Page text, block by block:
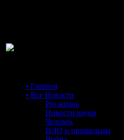
• Главная
• Все Новости
Pro жизнь
Новости науки
Человек
НЛО и пришельцы